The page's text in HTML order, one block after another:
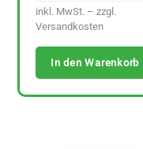
inkl. MwSt. – zzgl.
Versandkosten
In den Warenkorb